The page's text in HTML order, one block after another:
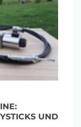
UND